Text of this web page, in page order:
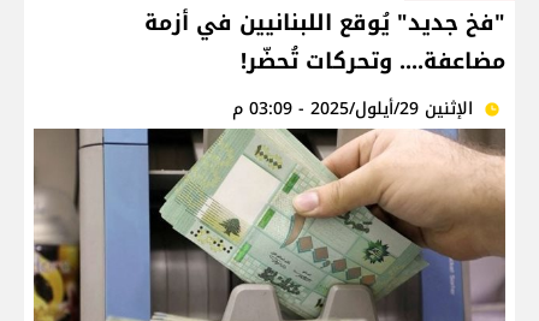
"فخ جديد" يُوقع اللبنانيين في أزمة
مضاعفة.... وتحركات تُحضّر!
الإثنين 29/أيلول/2025 - 03:09 م